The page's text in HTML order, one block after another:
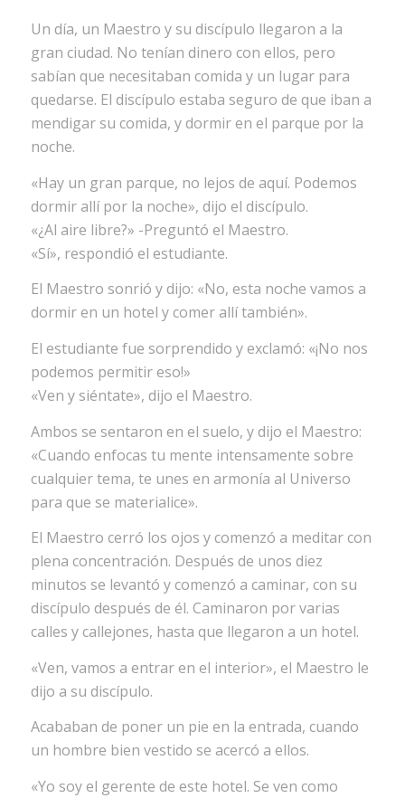
Un día, un Maestro y su discípulo llegaron a la
gran ciudad. No tenían dinero con ellos, pero
sabían que necesitaban comida y un lugar para
quedarse. El discípulo estaba seguro de que iban a
mendigar su comida, y dormir en el parque por la
noche.
«Hay un gran parque, no lejos de aquí. Podemos
dormir allí por la noche», dijo el discípulo.
«¿Al aire libre?» -Preguntó el Maestro.
«Sí», respondió el estudiante.
El Maestro sonrió y dijo: «No, esta noche vamos a
dormir en un hotel y comer allí también».
El estudiante fue sorprendido y exclamó: «¡No nos
podemos permitir eso!»
«Ven y siéntate», dijo el Maestro.
Ambos se sentaron en el suelo, y dijo el Maestro:
«Cuando enfocas tu mente intensamente sobre
cualquier tema, te unes en armonía al Universo
para que se materialice».
El Maestro cerró los ojos y comenzó a meditar con
plena concentración. Después de unos diez
minutos se levantó y comenzó a caminar, con su
discípulo después de él. Caminaron por varias
calles y callejones, hasta que llegaron a un hotel.
«Ven, vamos a entrar en el interior», el Maestro le
dijo a su discípulo.
Acababan de poner un pie en la entrada, cuando
un hombre bien vestido se acercó a ellos.
«Yo soy el gerente de este hotel. Se ven como